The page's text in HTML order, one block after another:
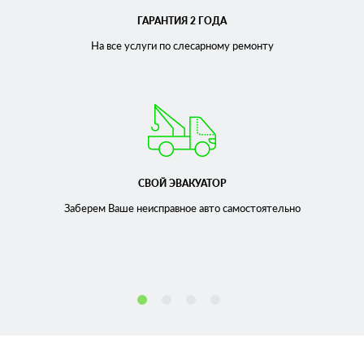
ГАРАНТИЯ 2 ГОДА
На все услуги по слесарномуремонту
СВОЙ ЭВАКУАТОР
Заберем Ваше неисправноеавто самостоятельно